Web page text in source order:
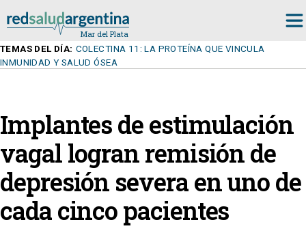
TEMAS DEL DÍA: COLECTINA 11: LA PROTEÍNA QUE VINCULA
INMUNIDAD Y SALUD ÓSEA
Implantes de estimulación
vagal logran remisión de
depresión severa en uno de
cada cinco pacientes